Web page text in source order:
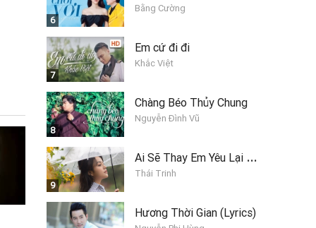
6
Bằng Cường
7
Em cứ đi đi
Khắc Việt
8
Chàng Béo Thủy Chung
Nguyễn Đình Vũ
9
A
i Sẽ Thay Em Yêu Lại Anh
Thái Trinh
Hương Thời Gian (Lyrics)